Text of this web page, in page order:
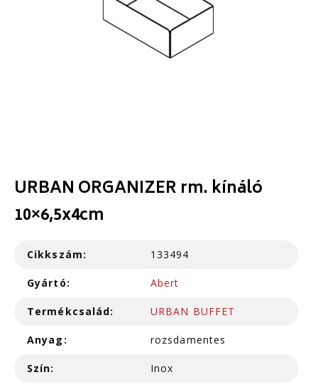
URBAN ORGANIZER rm. kínáló
10×6,5x4cm
Cikkszám: 133494
Gyártó: Abert
Termékcsalád: URBAN BUFFET
Anyag: rozsdamentes
Szín: Inox